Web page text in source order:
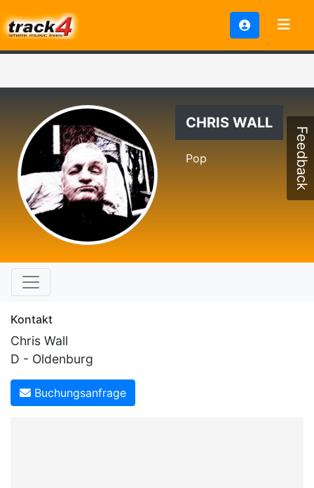
CHRIS WALL
Pop
Kontakt
Chris Wall
D - Oldenburg
Buchungsanfrage
Feedback